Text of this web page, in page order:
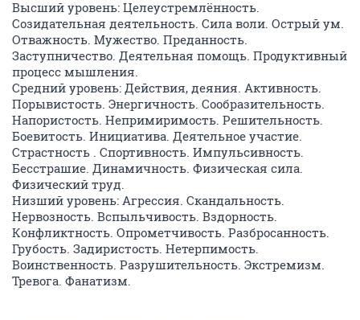
Высший уровень: Целеустремлённость.
Созидательная деятельность. Сила воли. Острый ум.
Отважность. Мужество. Преданность.
Заступничество. Деятельная помощь. Продуктивный
процесс мышления.
Средний уровень: Действия, деяния. Активность.
Порывистость. Энергичность. Сообразительность.
Напористость. Непримиримость. Решительность.
Боевитость. Инициатива. Деятельное участие.
Страстность . Спортивность. Импульсивность.
Бесстрашие. Динамичность. Физическая сила.
Физический труд.
Низший уровень: Агрессия. Скандальность.
Нервозность. Вспыльчивость. Вздорность.
Конфликтность. Опрометчивость. Разбросанность.
Грубость. Задиристость. Нетерпимость.
Воинственность. Разрушительность. Экстремизм.
Тревога. Фанатизм.